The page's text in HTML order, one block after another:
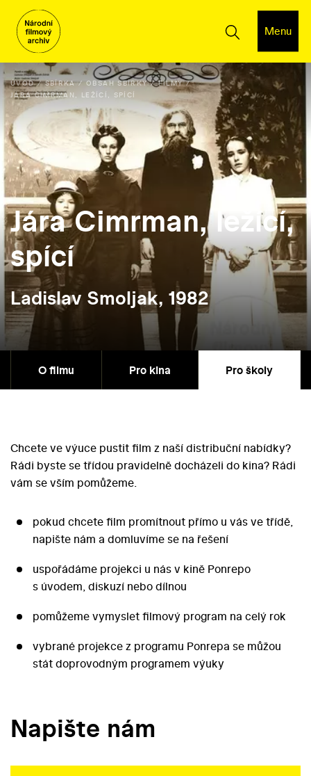
Menu
ÚVOD SBÍRKA OBSAH SBÍRKY
FILMY
JÁRA CIMRMAN, LEŽÍCÍ, SPÍCÍ
Jára Cimrman, ležící,
spící
Ladislav Smoljak, 1982
O filmu Pro kina Pro školy
Chcete ve výuce pustit film z naší distribuční nabídky?
Rádi byste se třídou pravidelně docházeli do kina? Rádi
vám se vším pomůžeme.
pokud chcete film promítnout přímo u vás ve třídě,
napište nám a domluvíme se na řešení
uspořádáme projekci u nás v kině Ponrepo
s úvodem, diskuzí nebo dílnou
pomůžeme vymyslet filmový program na celý rok
vybrané projekce z programu Ponrepa se můžou
stát doprovodným programem výuky
Napište nám